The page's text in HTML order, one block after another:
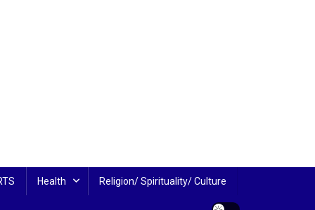
Health Religion/ Spirituality/ Culture